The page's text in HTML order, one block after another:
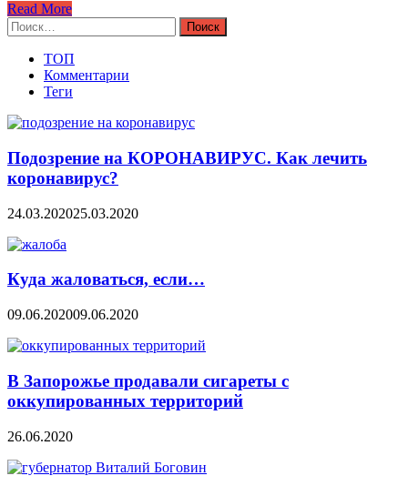
Read More
Найти:
ТОП
Комментарии
Теги
Подозрение на КОРОНАВИРУС. Как лечить
коронавирус?
24.03.202025.03.2020
Куда жаловаться, если…
09.06.202009.06.2020
В Запорожье продавали сигареты с
оккупированных территорий
26.06.2020